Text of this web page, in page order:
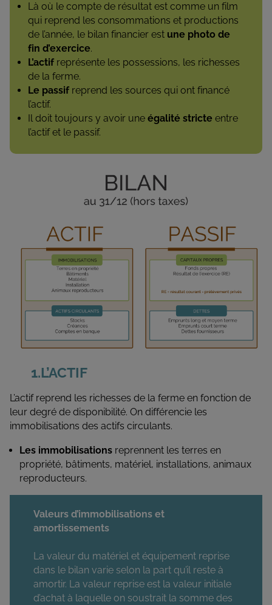
Là où le compte de résultat est comme un film
qui reprend les consommations et productions
de l’année, le bilan financier est une photo de
fin d’exercice.
L’actif représente les possessions, les richesses
de la ferme.
Le passif reprend les sources qui ont financé
l’actif.
Il doit toujours y avoir une égalité stricte entre
l’actif et le passif.
L’ACTIF
L’actif reprend les richesses de la ferme en fonction de
leur degré de disponibilité. On différencie les
immobilisations des actifs circulants.
Les immobilisations reprennent les terres en
propriété, bâtiments, matériel, installations, animaux
reproducteurs.
Valeurs d’immobilisations et
amortissements
La valeur du matériel et équipement reprise
dans le bilan varie selon la part qu’il reste à
amortir. La valeur reprise est la valeur initiale
d’achat à laquelle on soustrait la somme des